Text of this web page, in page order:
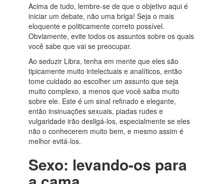
Acima de tudo, lembre-se de que o objetivo aqui é
iniciar um debate, não uma briga! Seja o mais
eloquente e politicamente correto possível.
Obviamente, evite todos os assuntos sobre os quais
você sabe que vai se preocupar.
Ao seduzir Libra, tenha em mente que eles são
tipicamente muito intelectuais e analíticos, então
tome cuidado ao escolher um assunto que seja
muito complexo, a menos que você saiba muito
sobre ele. Este é um sinal refinado e elegante,
então insinuações sexuais, piadas rudes e
vulgaridade irão desligá-los, especialmente se eles
não o conhecerem muito bem, e mesmo assim é
melhor evitá-los.
Sexo: levando-os para